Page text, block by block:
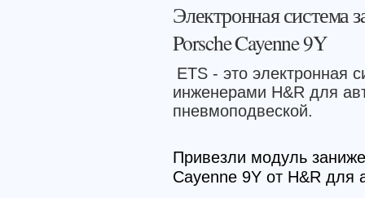
Электронная система
Porsche Cayenne 9Y
ETS - это электронная
инженерами H&R для
пневмоподвеской.
Привезли модуль
Cayenne 9Y от H&R для